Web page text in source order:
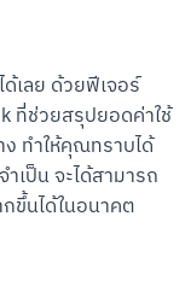
เลย ด้วยฟีเจอร์
ที่ช่วยสรุปยอดค่าใช้
ง ทำให้คุณทราบได้
เป็น จะได้สามารถ
ขึ้นได้ในอนาคต